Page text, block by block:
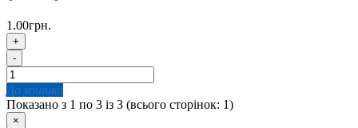
1.00грн.
+
-
До кошика
Показано з 1 по 3 із 3 (всього сторінок: 1)
×